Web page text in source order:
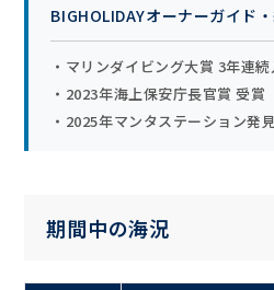
BIGHOLIDAYオーナーガイド
・マリンダイビング大賞 3年連
・2023年海上保安庁長官賞 受賞
・2025年マンタステーション発
期間中の海況